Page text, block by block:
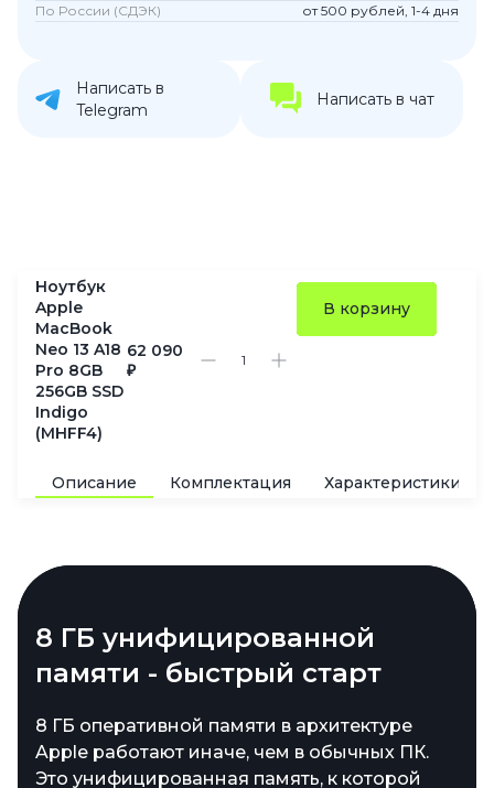
По России (СДЭК)
от 500 рублей, 1-4 дня
Написать в
Telegram
Написать в чат
Ноутбук
Apple
MacBook
Neo 13 A18
Pro 8GB
256GB SSD
Indigo
(MHFF4)
62 090
₽
В корзину
Описание Комплектация Характеристики
Чип A18 Pro - сердце,
которое не устает
Внутри - новейший процессор A18 Pro,
который вытягивает любые задачи: от
десятков вкладок в браузере до монтажа
8 ГБ унифицированной
памяти - быстрый старт
8 ГБ оперативной памяти в архитектуре
Apple работают иначе, чем в обычных ПК.
Это унифицированная память, к которой
256 ГБ SSD - молниеносная
загрузка
Твердотельный накопитель на 256 ГБ читает
и пишет данные со скоростью, недоступной
старым жестким дискам. Ноутбук
Индиго - цвет уверенности
Новый оттенок Indigo - глубокий,
насыщенный, с сине-фиолетовым отливом.
Он выглядит дорого и необычно, выделяясь
среди серых и серебристых собратьев.